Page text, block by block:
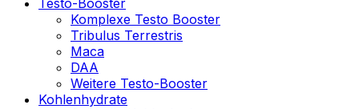
Komplexe Testo Booster
Tribulus Terrestris
Maca
DAA
Weitere Testo-Booster
Kohlenhydrate